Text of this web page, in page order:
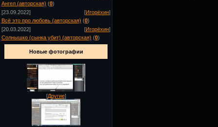
Ангел (авторская) (0)
[23.09.2022]
[Игорёхин]
Всё это про любовь (авторская) (0)
[20.03.2022]
[Игорёхин]
Солнышко (сынка убит) (авторская) (0)
Новые фотографии
[Другие]